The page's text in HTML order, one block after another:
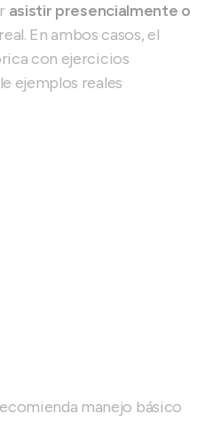
asistir presencialmente o
En ambos casos, el
con ejercicios
ejemplos reales
manejo básico